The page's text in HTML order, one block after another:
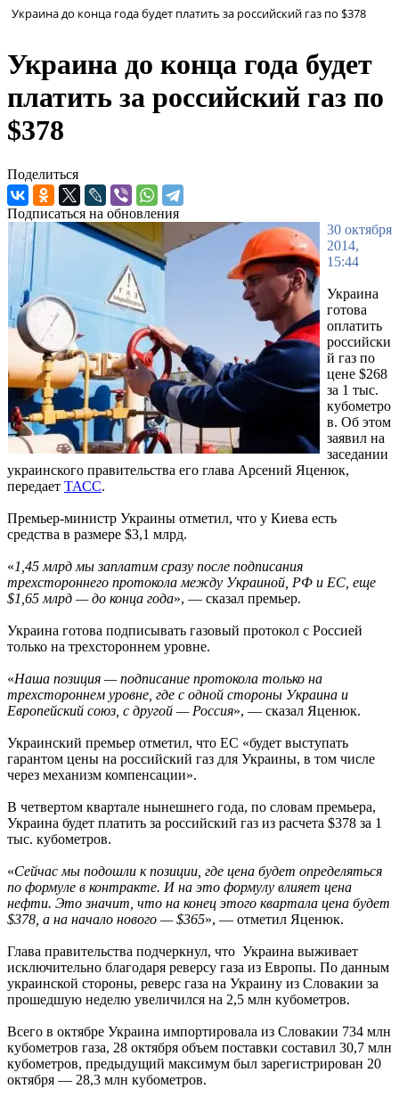
Украина до конца года будет платить за российский газ по $378
Украина до конца года будет
платить за российский газ по
$378
Поделиться
Подписаться на обновления
30 октября
2014,
15:44
Украина
готова
оплатить
российски
й газ по
цене $268
за 1 тыс.
кубометро
в. Об этом
заявил на
заседании
украинского правительства его глава Арсений Яценюк,
передает ТАСС.
Премьер-министр Украины отметил, что у Киева есть
средства в размере $3,1 млрд.
«1,45 млрд мы заплатим сразу после подписания
трехстороннего протокола между Украиной, РФ и ЕС, еще
$1,65 млрд — до конца года», — сказал премьер.
Украина готова подписывать газовый протокол с Россией
только на трехстороннем уровне.
«Наша позиция — подписание протокола только на
трехстороннем уровне, где с одной стороны Украина и
Европейский союз, с другой — Россия», — сказал Яценюк.
Украинский премьер отметил, что ЕС «будет выступать
гарантом цены на российский газ для Украины, в том числе
через механизм компенсации».
В четвертом квартале нынешнего года, по словам премьера,
Украина будет платить за российский газ из расчета $378 за 1
тыс. кубометров.
«Сейчас мы подошли к позиции, где цена будет определяться
по формуле в контракте. И на это формулу влияет цена
нефти. Это значит, что на конец этого квартала цена будет
$378, а на начало нового — $365», — отметил Яценюк.
Глава правительства подчеркнул, что Украина выживает
исключительно благодаря реверсу газа из Европы. По данным
украинской стороны, реверс газа на Украину из Словакии за
прошедшую неделю увеличился на 2,5 млн кубометров.
Всего в октябре Украина импортировала из Словакии 734 млн
кубометров газа, 28 октября объем поставки составил 30,7 млн
кубометров, предыдущий максимум был зарегистрирован 20
октября — 28,3 млн кубометров.